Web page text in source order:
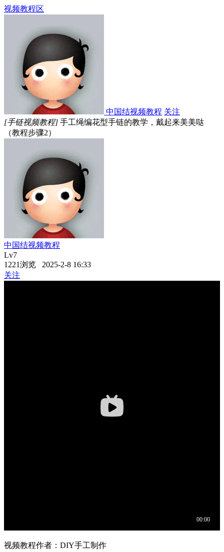
视频教程区
中国结视频教程 关注
[手链视频教程] 手工绳编花型手链的教学，戴起来美美哒
（教程步骤2）
中国结视频教程
Lv7
1221浏览 2025-2-8 16:33
关注
视频教程作者：DIY手工制作